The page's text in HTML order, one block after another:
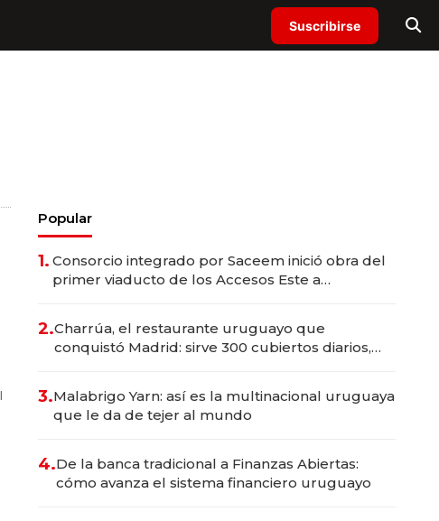
Suscribirse
Popular
1. Consorcio integrado por Saceem inició obra del
primer viaducto de los Accesos Este a
2.Charrúa, el restaurante uruguayo que
conquistó Madrid: sirve 300 cubiertos diarios,
3.Malabrigo Yarn: así es la multinacional uruguaya
que le da de tejer al mundo
4.De la banca tradicional a Finanzas Abiertas:
cómo avanza el sistema financiero uruguayo